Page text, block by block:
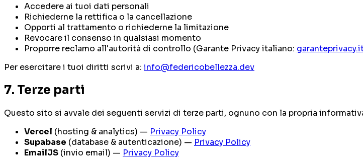
Accedere ai tuoi dati personali
Richiederne la rettifica o la cancellazione
Opporti al trattamento o richiederne la limitazione
Revocare il consenso in qualsiasi momento
Proporre reclamo all'autorità di controllo (Garante Privacy italiano:
Per esercitare i tuoi diritti scrivi a: info@federicobellezza.dev
7. Terze parti
Questo sito si avvale dei seguenti servizi di terze parti, ognuno con la propria
Vercel (hosting & analytics) — Privacy Policy
Supabase (database & autenticazione) — Privacy Policy
EmailJS (invio email) — Privacy Policy